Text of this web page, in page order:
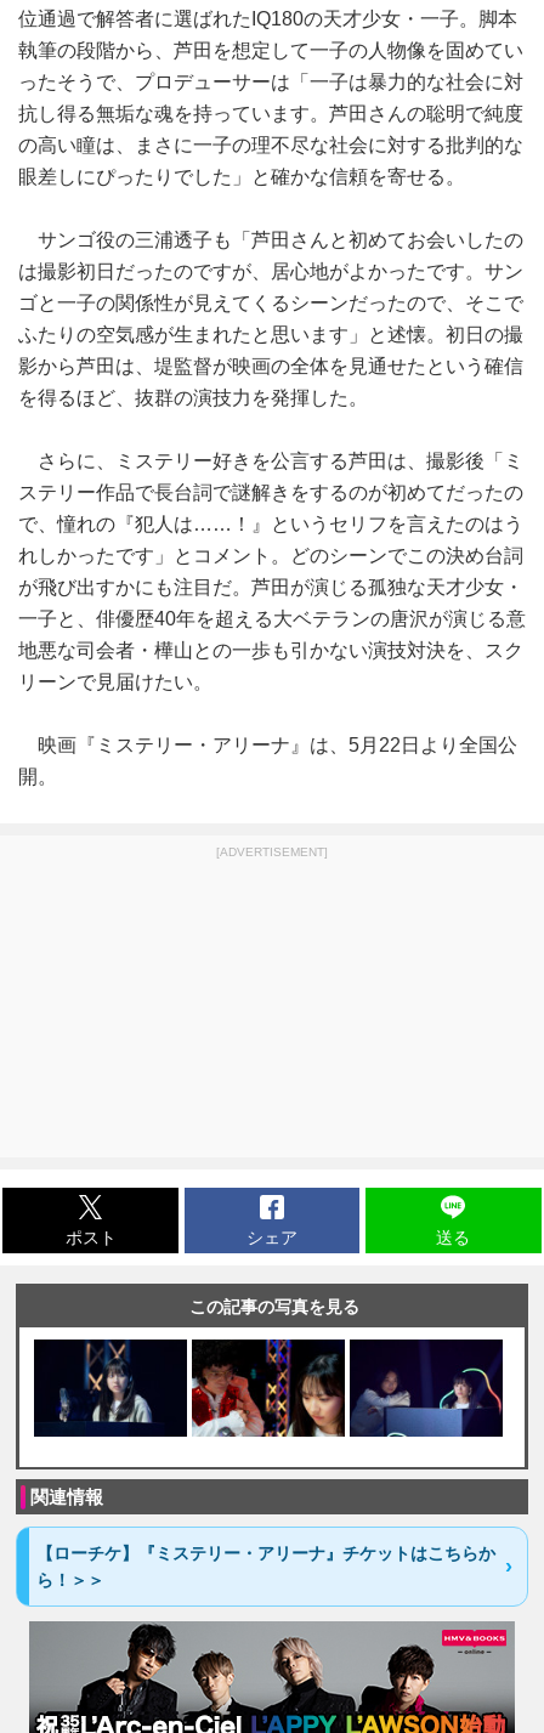
位通過で解答者に選ばれたIQ180の天才少女・一子。脚本
執筆の段階から、芦田を想定して一子の人物像を固めてい
ったそうで、プロデューサーは「一子は暴力的な社会に対
抗し得る無垢な魂を持っています。芦田さんの聡明で純度
の高い瞳は、まさに一子の理不尽な社会に対する批判的な
眼差しにぴったりでした」と確かな信頼を寄せる。
サンゴ役の三浦透子も「芦田さんと初めてお会いしたの
は撮影初日だったのですが、居心地がよかったです。サン
ゴと一子の関係性が見えてくるシーンだったので、そこで
ふたりの空気感が生まれたと思います」と述懐。初日の撮
影から芦田は、堤監督が映画の全体を見通せたという確信
を得るほど、抜群の演技力を発揮した。
さらに、ミステリー好きを公言する芦田は、撮影後「ミ
ステリー作品で長台詞で謎解きをするのが初めてだったの
で、憧れの『犯人は……！』というセリフを言えたのはう
れしかったです」とコメント。どのシーンでこの決め台詞
が飛び出すかにも注目だ。芦田が演じる孤独な天才少女・
一子と、俳優歴40年を超える大ベテランの唐沢が演じる意
地悪な司会者・樺山との一歩も引かない演技対決を、スク
リーンで見届けたい。
映画『ミステリー・アリーナ』は、5月22日より全国公
開。
[ADVERTISEMENT]
ポスト シェア 送る
この記事の写真を見る
関連情報
【ローチケ】『ミステリー・アリーナ』チケットはこちらか
ら！＞＞